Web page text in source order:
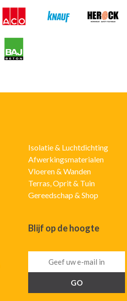
Isolatie & Luchtdichting
Afwerkingsmaterialen
Vloeren & Wanden
Terras, Oprit & Tuin
Gereedschap & Shop
Blijf op de hoogte